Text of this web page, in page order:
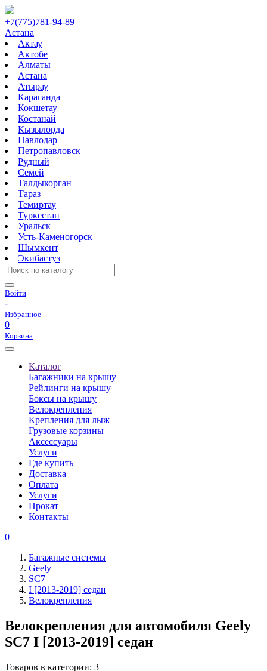
+7(775)781-94-89
Астана
Актау
Актобе
Алматы
Астана
Атырау
Караганда
Кокшетау
Костанай
Кызылорда
Павлодар
Петропавловск
Рудный
Семей
Талдыкорган
Тараз
Темиртау
Туркестан
Уральск
Усть-Каменогорск
Шымкент
Экибастуз
Войти
-
Избранное
0
Корзина
Каталог
Багажники на крышу
Рейлинги на крышу
Боксы на крышу
Велокрепления
Крепления для лыж
Грузовые корзины
Аксессуары
Услуги
Где купить
Доставка
Оплата
Услуги
Прокат
Контакты
0
Багажные системы
Geely
SC7
I [2013-2019] седан
Велокрепления
Велокрепления для автомобиля Geely
SC7 I [2013-2019] седан
Товаров в категории: 3